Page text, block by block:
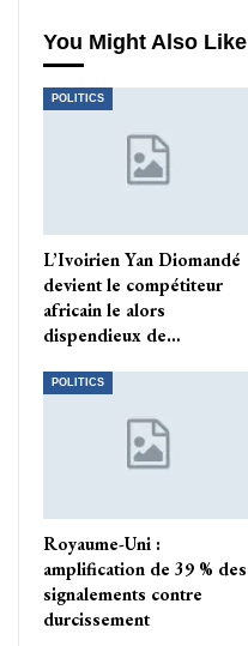
You Might Also Like
POLITICS
L’Ivoirien Yan Diomandé
devient le compétiteur
africain le alors
dispendieux de…
POLITICS
Royaume-Uni :
amplification de 39 % des
signalements contre
durcissement